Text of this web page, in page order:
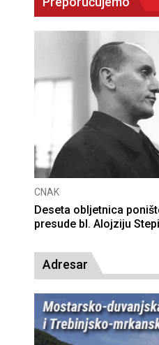
CNAK
Deseta obljetnica
presude bl. Alojziju
Adresar